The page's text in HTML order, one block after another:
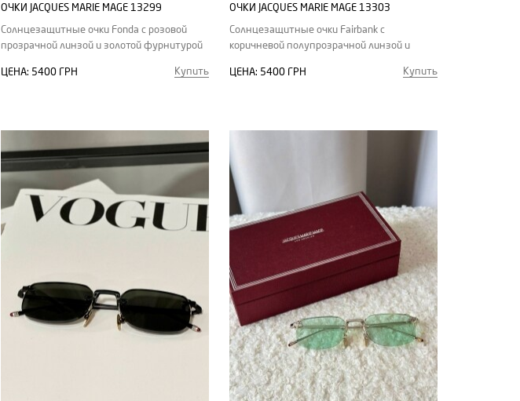
ОЧКИ JACQUES MARIE MAGE 13299
Солнцезащитные очки Fonda с розовой
прозрачной линзой и золотой фурнитурой
ЦЕНА: 5400 ГРН Купить
ОЧКИ JACQUES MARIE MAGE 13303
Солнцезащитные очки Fairbank с
коричневой полупрозрачной линзой и
ЦЕНА: 5400 ГРН Купить